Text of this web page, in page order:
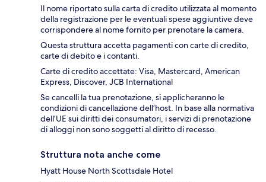
Il nome riportato sulla carta di credito utilizzata al momento
della registrazione per le eventuali spese aggiuntive deve
corrispondere al nome fornito per prenotare la camera.
Questa struttura accetta pagamenti con carte di credito,
carte di debito e i contanti.
Carte di credito accettate: Visa, Mastercard, American
Express, Discover, JCB International
Se cancelli la tua prenotazione, si applicheranno le
condizioni di cancellazione dell’host. In base alla normativa
dell’UE sui diritti dei consumatori, i servizi di prenotazione
di alloggi non sono soggetti al diritto di recesso.
Struttura nota anche come
Hyatt House North Scottsdale Hotel